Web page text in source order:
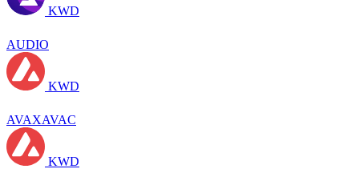
KWD
AUDIO
KWD
AVAXAVAC
KWD